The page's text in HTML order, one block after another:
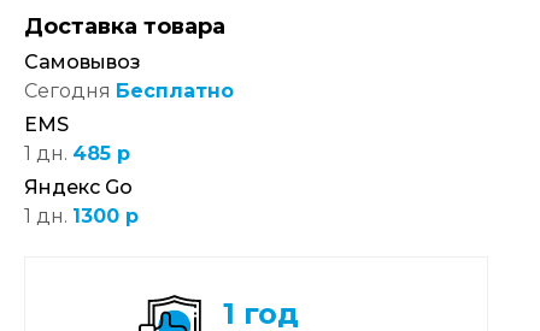
Доставка товара
Самовывоз
Сегодня Бесплатно
EMS
1 дн. 485 р
Яндекс Go
1 дн. 1300 р
1 год